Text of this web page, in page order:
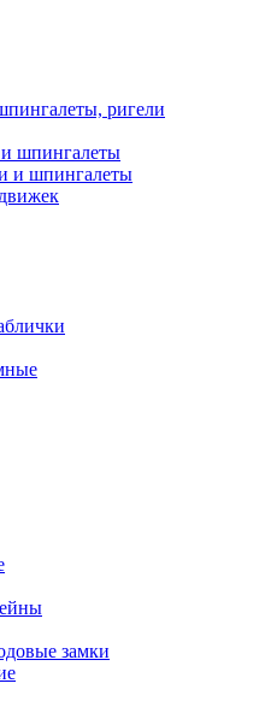
ригели
шпингалеты
и шпингалеты
замки